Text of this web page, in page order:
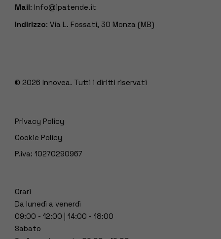
Mail: Info@ipatende.it
Indirizzo: Via L. Fossati, 30 Monza (MB)
© 2026 Innovea. Tutti i diritti riservati
Privacy Policy
Cookie Policy
P.iva: 10270290967
Orari
Da lunedì a venerdì
09:00 - 12:00 | 14:00 - 18:00
Sabato